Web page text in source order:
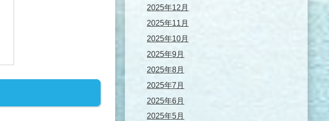
2025年12月
2025年11月
2025年10月
2025年9月
2025年8月
2025年7月
2025年6月
2025年5月